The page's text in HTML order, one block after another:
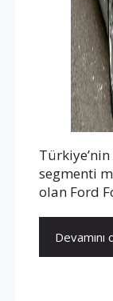
segmenti
olan Ford
Devamını